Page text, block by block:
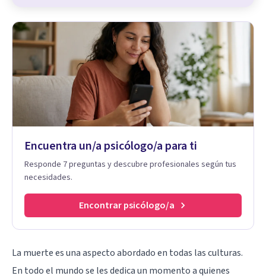
Encuentra un/a psicólogo/a para ti
Responde 7 preguntas y descubre profesionales según tus
necesidades.
Encontrar psicólogo/a
La muerte es una aspecto abordado en todas las culturas.
En todo el mundo se les dedica un momento a quienes